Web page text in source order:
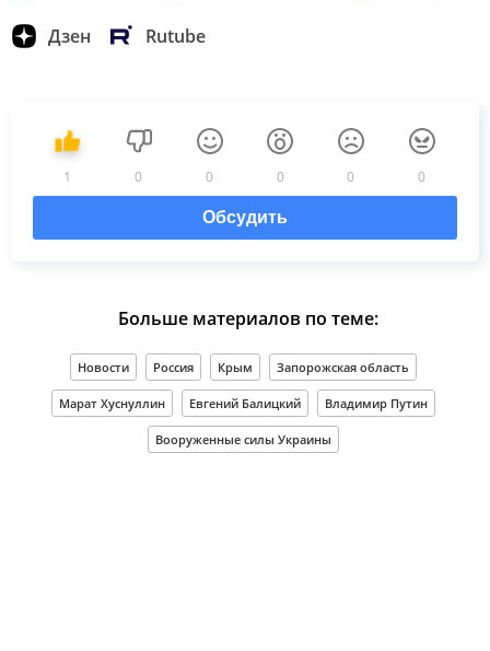
Дзен Rutube
1 0 0 0 0 0
Обсудить
Больше материалов по теме:
Новости Россия Крым Запорожская область
Марат Хуснуллин Евгений Балицкий Владимир Путин
Вооруженные силы Украины